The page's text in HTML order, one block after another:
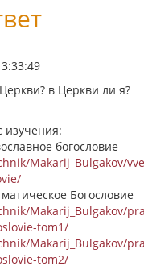
в Церкви ли я?
изучения:
богословие
Makarij_Bulgakov/
Богословие
Makarij_Bulgakov/
tom1/
Makarij_Bulgakov/
tom2/